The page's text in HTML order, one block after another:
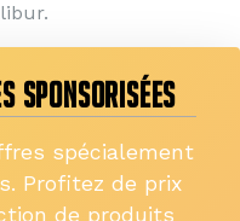
SPONSORISÉES
spécialement
Profitez de prix
de produits